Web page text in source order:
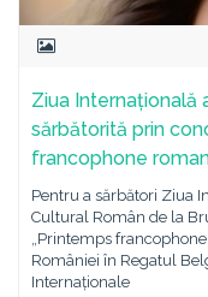
Ziua Internațională
sărbătorită prin
francophone
Pentru a sărbători Ziua
Cultural Român de la
„Printemps
României în Regatul
Internaționale